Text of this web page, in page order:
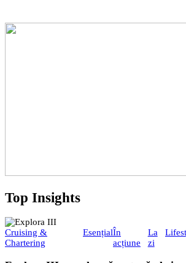
Top Insights
Cruising &
Chartering
EsențialÎn
acțiune
La
zi